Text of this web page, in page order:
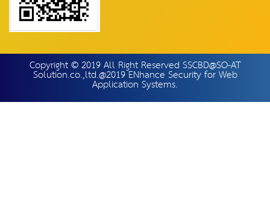
Copyright © 2019 All Right Reserved SSCBD@SO-AT
Solution.co.,ltd.@2019 ENhance Security for Web
Application Systems.